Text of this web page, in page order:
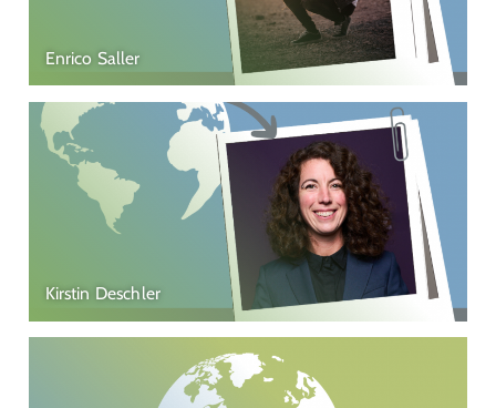
Enrico Saller
Kirstin Deschler